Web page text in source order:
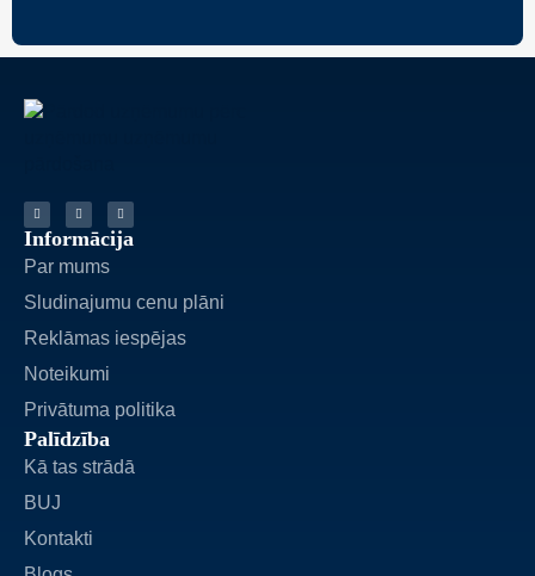
Informācija
Par mums
Sludinajumu cenu plāni
Reklāmas iespējas
Noteikumi
Privātuma politika
Palīdzība
Kā tas strādā
BUJ
Kontakti